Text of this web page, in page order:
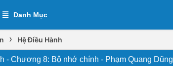
Danh Mục
› Hệ Điều Hành
- Chương 8: Bộ nhớ chính - Phạm Quang Dũng